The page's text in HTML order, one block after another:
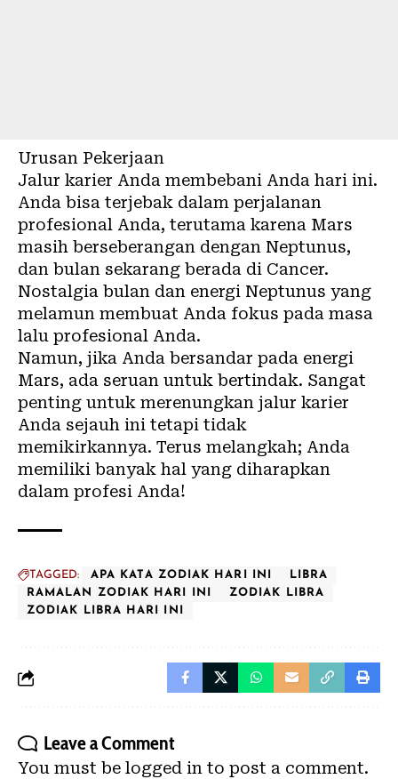
Urusan Pekerjaan
Jalur karier Anda membebani Anda hari ini.
Anda bisa terjebak dalam perjalanan
profesional Anda, terutama karena Mars
masih berseberangan dengan Neptunus,
dan bulan sekarang berada di Cancer.
Nostalgia bulan dan energi Neptunus yang
melamun membuat Anda fokus pada masa
lalu profesional Anda.
Namun, jika Anda bersandar pada energi
Mars, ada seruan untuk bertindak. Sangat
penting untuk merenungkan jalur karier
Anda sejauh ini tetapi tidak
memikirkannya. Terus melangkah; Anda
memiliki banyak hal yang diharapkan
dalam profesi Anda!
TAGGED: APA KATA ZODIAK HARI INI
LIBRA
RAMALAN ZODIAK HARI INI
ZODIAK LIBRA
ZODIAK LIBRA HARI INI
Leave a Comment
You must be logged in to post a comment.